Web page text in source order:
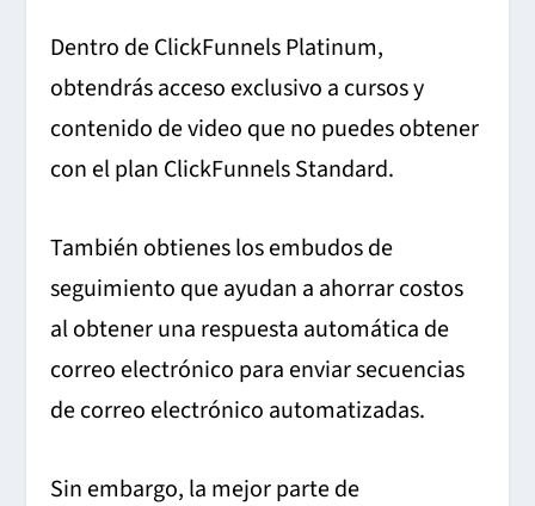
Dentro de ClickFunnels Platinum,
obtendrás acceso exclusivo a cursos y
contenido de video que no puedes obtener
con el plan ClickFunnels Standard.
También obtienes los embudos de
seguimiento que ayudan a ahorrar costos
al obtener una respuesta automática de
correo electrónico para enviar secuencias
de correo electrónico automatizadas.
Sin embargo, la mejor parte de